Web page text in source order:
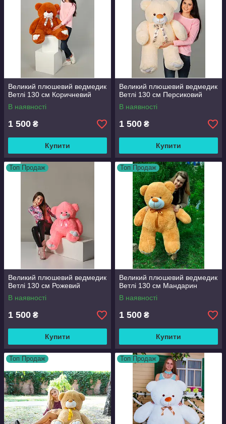
Великий плюшевий ведмедик
Ветлі 130 см Коричневий
В наявності
1 500 ₴
Купити
Великий плюшевий ведмедик
Ветлі 130 см Персиковий
В наявності
1 500 ₴
Купити
Топ Продаж
Великий плюшевий ведмедик
Ветлі 130 см Рожевий
В наявності
1 500 ₴
Купити
Топ Продаж
Великий плюшевий ведмедик
Ветлі 130 см Мандарин
В наявності
1 500 ₴
Купити
Топ Продаж Топ Продаж